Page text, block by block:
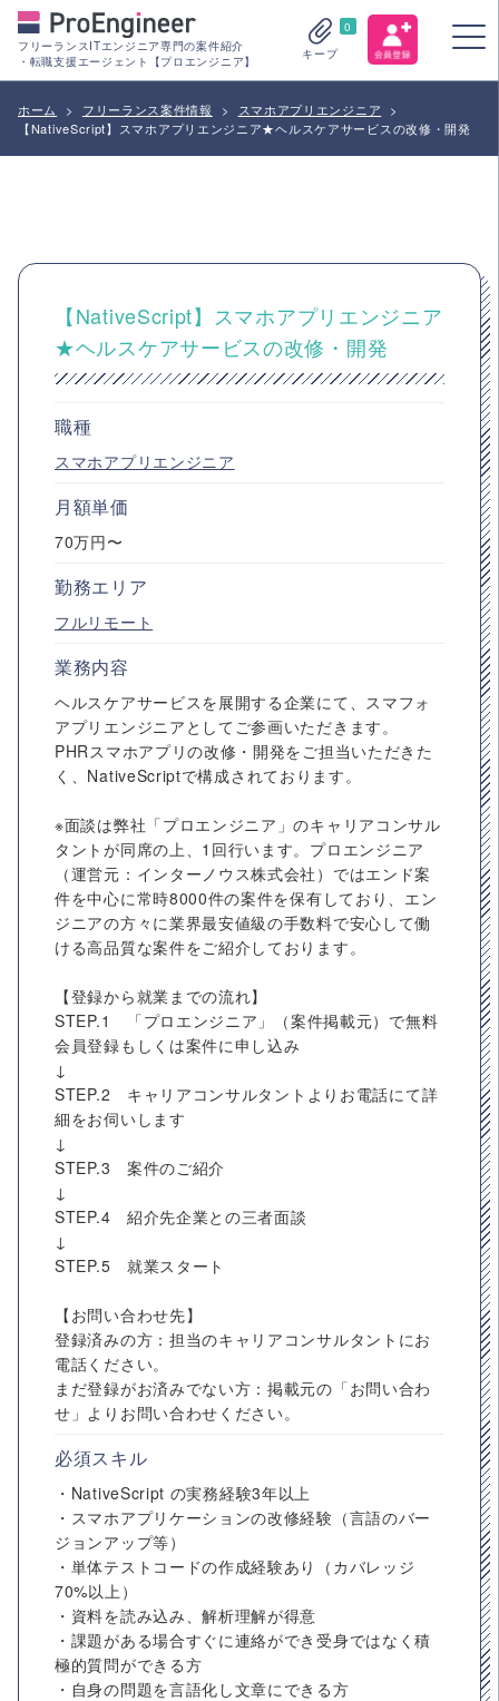
フリーランスITエンジニア専門の案件紹介
・転職支援エージェント【プロエンジニア】
0
キープ
ホーム > フリーランス案件情報 > スマホアプリエンジニア
>
【NativeScript】スマホアプリエンジニア★ヘルスケアサービスの改修・開発
【NativeScript】スマホアプリエンジニア
★ヘルスケアサービスの改修・開発
職種
スマホアプリエンジニア
月額単価
70万円〜
勤務エリア
フルリモート
業務内容
ヘルスケアサービスを展開する企業にて、スマフォ
アプリエンジニアとしてご参画いただきます。
PHRスマホアプリの改修・開発をご担当いただきた
く、NativeScriptで構成されております。
※面談は弊社「プロエンジニア」のキャリアコンサル
タントが同席の上、1回行います。プロエンジニア
（運営元：インターノウス株式会社）ではエンド案
件を中心に常時8000件の案件を保有しており、エン
ジニアの方々に業界最安値級の手数料で安心して働
ける高品質な案件をご紹介しております。
【登録から就業までの流れ】
STEP.1 「プロエンジニア」（案件掲載元）で無料
会員登録もしくは案件に申し込み
↓
STEP.2 キャリアコンサルタントよりお電話にて詳
細をお伺いします
↓
STEP.3 案件のご紹介
↓
STEP.4 紹介先企業との三者面談
↓
STEP.5 就業スタート
【お問い合わせ先】
登録済みの方：担当のキャリアコンサルタントにお
電話ください。
まだ登録がお済みでない方：掲載元の「お問い合わ
せ」よりお問い合わせください。
必須スキル
・NativeScript の実務経験3年以上
・スマホアプリケーションの改修経験（言語のバー
ジョンアップ等）
・単体テストコードの作成経験あり（カバレッジ
70%以上）
・資料を読み込み、解析理解が得意
・課題がある場合すぐに連絡ができ受身ではなく積
極的質問ができる方
・自身の問題を言語化し文章にできる方